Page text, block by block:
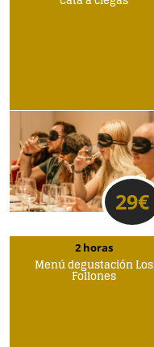
29€
2 horas
Menú degustación Los
Follones